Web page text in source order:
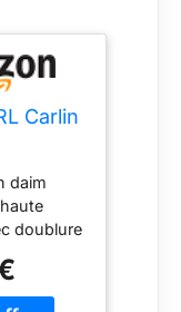
Carlin
pour
daim
doublure
de luxe